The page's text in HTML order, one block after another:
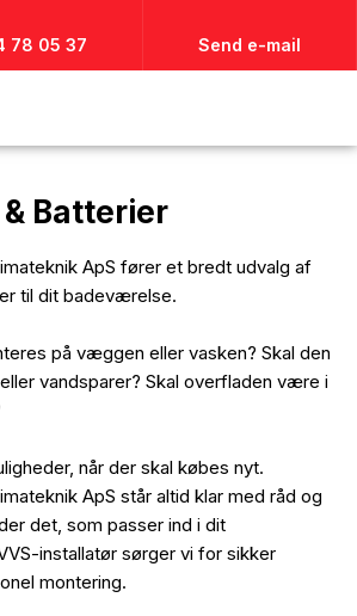
78 05 37 Send e-mail
Batterier
ApS fører et bredt udvalg af
til dit badeværelse.
på væggen eller vasken? Skal den
vandsparer? Skal overfladen være i
når der skal købes nyt.
ApS står altid klar med råd og
det, som passer ind i dit
installatør sørger vi for sikker
montering.